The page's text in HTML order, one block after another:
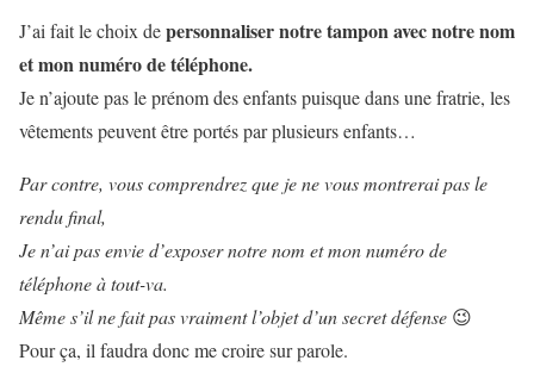
J’ai fait le choix depersonnaliser notre tampon avec notre nom
et mon numéro de téléphone.
Je n’ajoute pas le prénom des enfants puisque dans une fratrie, les
vêtements peuvent être portés par plusieurs enfants…
Par contre, vous comprendrez que je ne vous montrerai pas le
rendu final,
Je n’ai pas envie d’exposer notre nom et mon numéro de
téléphone à tout-va.
Même s’il ne fait pas vraiment l’objet d’un secret défense 😉
Pour ça, il faudra donc me croire sur parole.